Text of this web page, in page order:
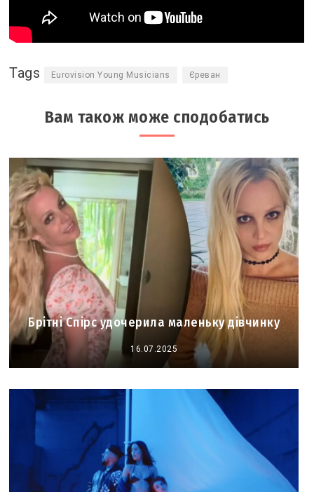
Tags Eurovision Young Musicians Єреван
Вам також може сподобатись
Брітні Спірс удочерила маленьку дівчинку
16.07.2025